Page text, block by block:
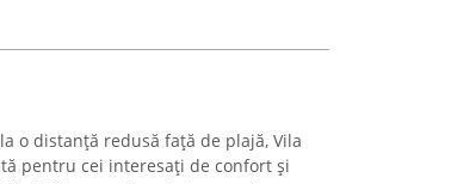
o distanță redusă față de plajă, Vila
pentru cei interesați de confort și